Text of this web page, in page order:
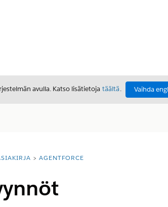
avulla. Katso lisätietoja täältä. Vaihda
AGENTFORCE